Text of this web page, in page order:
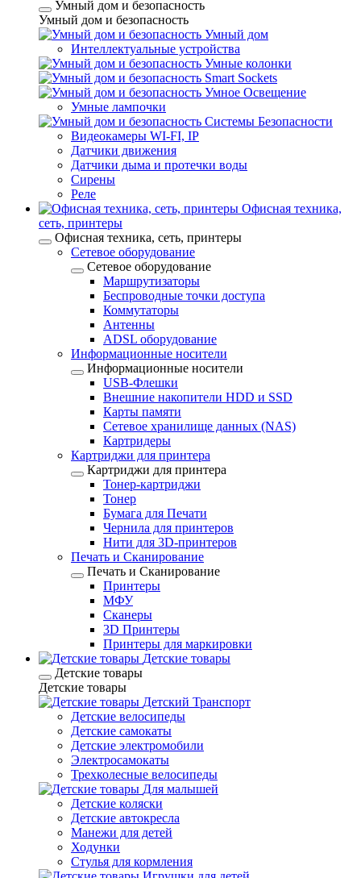
Умный дом и безопасность
Умный дом и безопасность
Умный дом
Интеллектуальные устройства
Умные колонки
Smart Sockets
Умное Освещение
Умные лампочки
Системы Безопасности
Видеокамеры WI-FI, IP
Датчики движения
Датчики дыма и протечки воды
Сирены
Реле
Офисная техника,
cеть, принтеры
Офисная техника, cеть, принтеры
Сетевое оборудование
Сетевое оборудование
Маршрутизаторы
Беспроводные точки доступа
Коммутаторы
Антенны
ADSL оборудование
Информационные носители
Информационные носители
USB-Флешки
Внешние накопители HDD и SSD
Карты памяти
Сетевое хранилище данных (NAS)
Картридеры
Картриджи для принтера
Картриджи для принтера
Тонер-картриджи
Тонер
Бумага для Печати
Чернила для принтеров
Нити для 3D-принтеров
Печать и Сканирование
Печать и Сканирование
Принтеры
МФУ
Сканеры
3D Принтеры
Принтеры для маркировки
Детские товары
Детские товары
Детские товары
Детский Транспорт
Детские велосипеды
Детские самокаты
Детские электромобили
Электросамокаты
Трехколесные велосипеды
Для малышей
Детские коляски
Детские автокресла
Манежи для детей
Ходунки
Стулья для кормления